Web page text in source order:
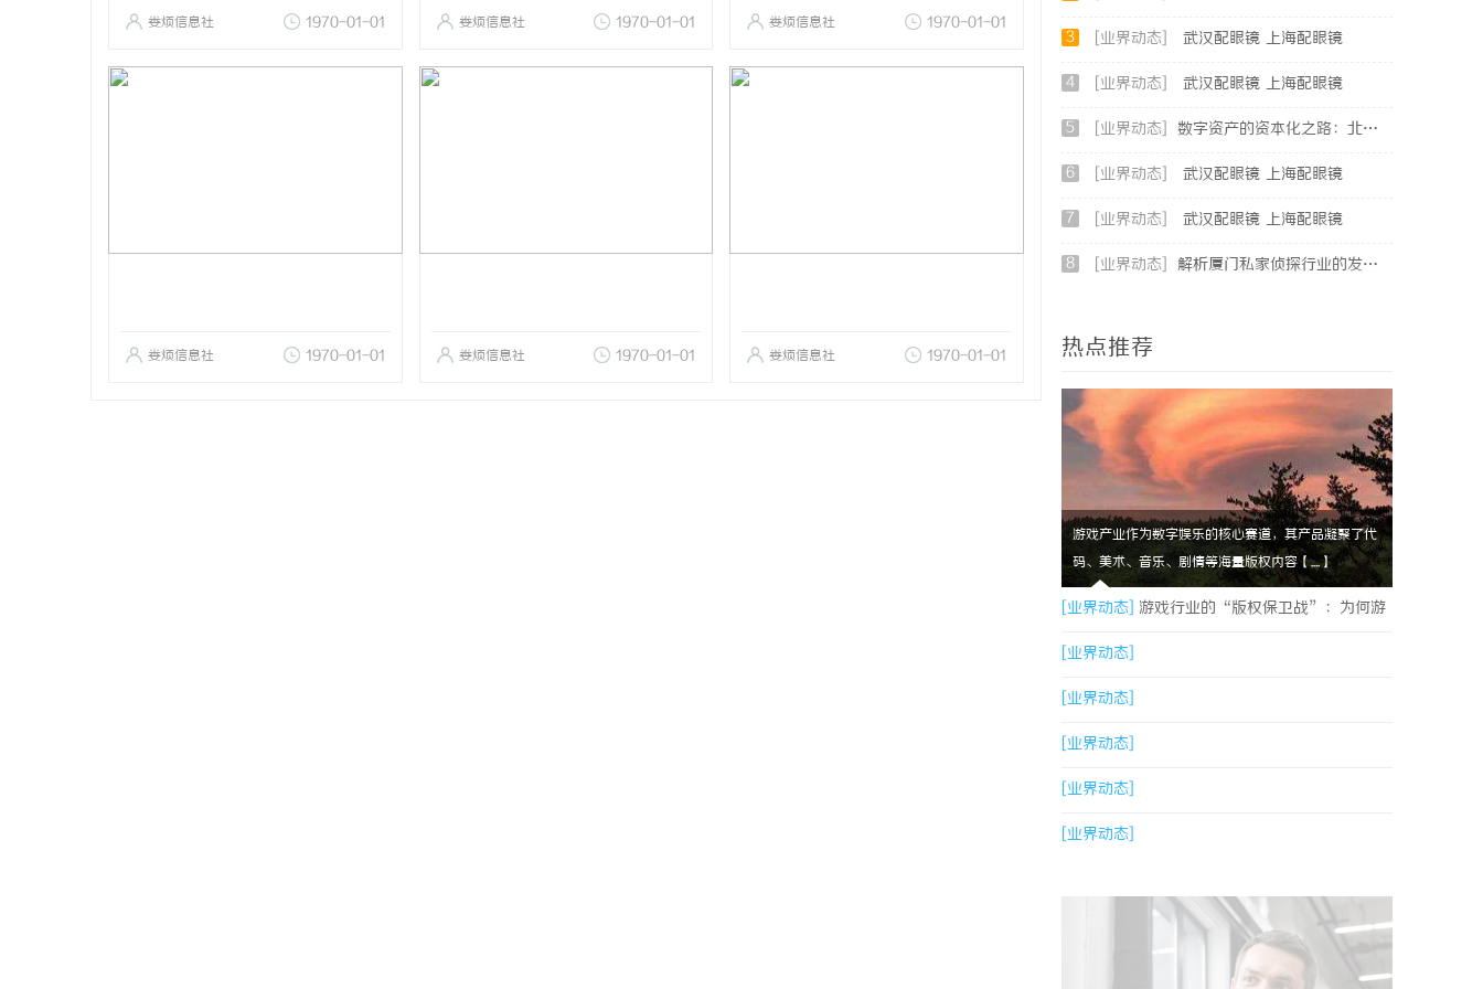
娄烦信息社 1970-01-01 娄烦信息社 1970-01-01 娄烦信息社 1970-01-01
娄烦信息社 1970-01-01 娄烦信息社 1970-01-01 娄烦信息社 1970-01-01
3 [业界动态] 武汉配眼镜 上海配眼镜
4 [业界动态] 武汉配眼镜 上海配眼镜
5 [业界动态] 数字资产的资本化之路：北京版权律师如何让“IP”变“现金流”
6 [业界动态] 武汉配眼镜 上海配眼镜
7 [业界动态] 武汉配眼镜 上海配眼镜
8 [业界动态] 解析厦门私家侦探行业的发展与服务优势全面指南
热点推荐
游戏产业作为数字娱乐的核心赛道，其产品凝聚了代
码、美术、音乐、剧情等海量版权内容【....】
[业界动态] 游戏行业的“版权保卫战”：为何游
戏公司离不开版权律师
[业界动态]
[业界动态]
[业界动态]
[业界动态]
[业界动态]